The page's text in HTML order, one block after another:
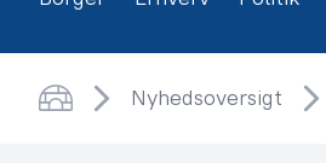
Nyhedsoversigt